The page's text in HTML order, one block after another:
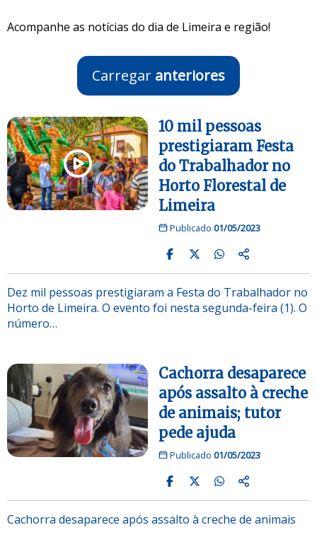
Acompanhe as notícias do dia de Limeira e região!
Carregar anteriores
10 mil pessoas
prestigiaram Festa
do Trabalhador no
Horto Florestal de
Limeira
Publicado 01/05/2023
Dez mil pessoas prestigiaram a Festa do Trabalhador no
Horto de Limeira. O evento foi nesta segunda-feira (1). O
número…
Cachorra desaparece
após assalto à creche
de animais; tutor
pede ajuda
Publicado 01/05/2023
Cachorra desaparece após assalto à creche de animais